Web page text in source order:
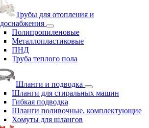
Трубы для отопления и
Полипропиленовые
Металлопластиковые
ПНД
Труба теплого пола
Шланги и подводка
Шланги для стиральных машин
Гибкая подводка
Шланги поливочные, комплектующие
Хомуты для шлангов